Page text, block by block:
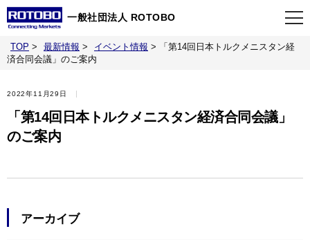
一般社団法人 ROTOBO
TOP
最新情報
当会について
TOP > 最新情報 > イベント情報 >
「第14回日本トルクメニスタン経
済合同会議」のご案内
2022年11月29日
「第14回日本トルクメニスタン経済合同会議」
のご案内
アーカイブ